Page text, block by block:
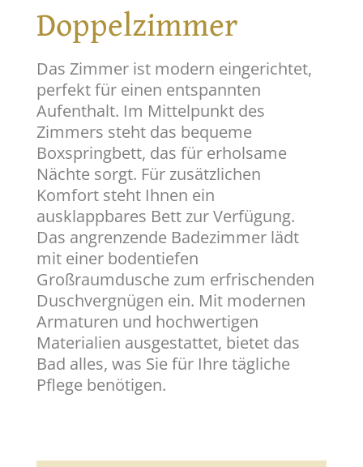
Doppelzimmer
Das Zimmer ist modern eingerichtet,
perfekt für einen entspannten
Aufenthalt. Im Mittelpunkt des
Zimmers steht das bequeme
Boxspringbett, das für erholsame
Nächte sorgt. Für zusätzlichen
Komfort steht Ihnen ein
ausklappbares Bett zur Verfügung.
Das angrenzende Badezimmer lädt
mit einer bodentiefen
Großraumdusche zum erfrischenden
Duschvergnügen ein. Mit modernen
Armaturen und hochwertigen
Materialien ausgestattet, bietet das
Bad alles, was Sie für Ihre tägliche
Pflege benötigen.